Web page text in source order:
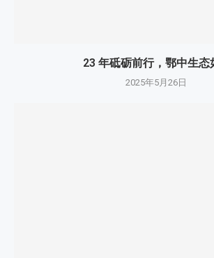
23 年砥砺前行，鄂中生态
2025年5月26日